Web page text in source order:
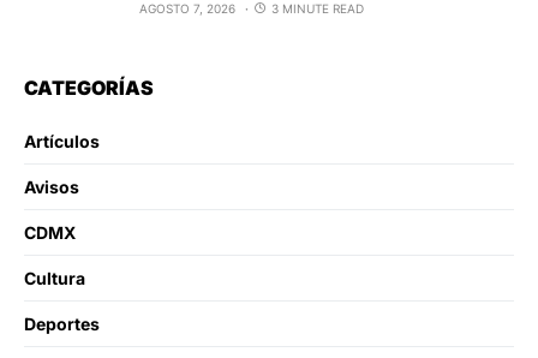
AGOSTO 7, 2026 3 MINUTE READ
CATEGORÍAS
Artículos
Avisos
CDMX
Cultura
Deportes